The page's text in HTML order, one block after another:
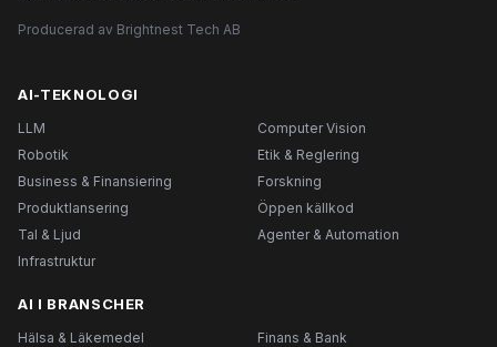
Producerad av Brightnest Tech AB
AI-TEKNOLOGI
LLM
Computer Vision
Robotik
Etik & Reglering
Business & Finansiering
Forskning
Produktlansering
Öppen källkod
Tal & Ljud
Agenter & Automation
Infrastruktur
AI I BRANSCHER
Hälsa & Läkemedel
Finans & Bank